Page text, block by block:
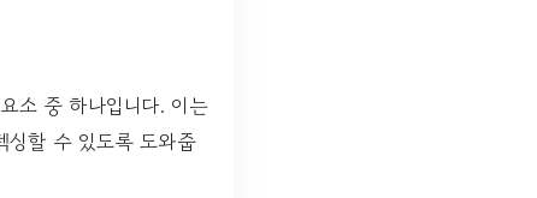
소 중 하나입니다. 이는
싱할 수 있도록 도와줍